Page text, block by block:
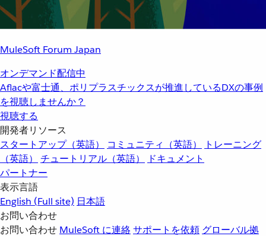
MuleSoft Forum Japan
オンデマンド配信中
Aflacや富士通、ポリプラスチックスが推進しているDXの事例
を視聴しませんか？
視聴する
開発者リソース
スタートアップ（英語）
コミュニティ（英語）
トレーニング
（英語）
チュートリアル（英語）
ドキュメント
パートナー
表示言語
English (Full site) 日本語
お問い合わせ
お問い合わせ MuleSoft に連絡サポートを依頼 グローバル拠